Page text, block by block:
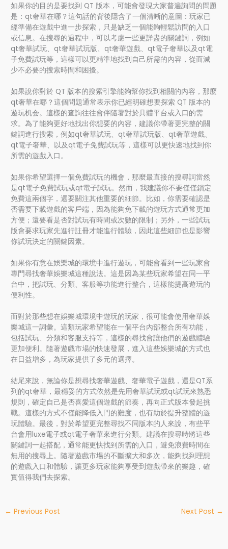
如果你的目的是要找到 QT 版本，可能會發現大家普遍詢問的問題
是：qt奢華在哪？這句話的背後隱含了一個清晰的意圖：玩家已
經準備在遊戲中進一步探索，只是缺乏一個能夠輕鬆訪問的入口
或信息。在搜尋的過程中，可以考慮一些更詳盡的關鍵詞，例如
qt奢華試玩、qt奢華試玩版、qt奢華遊戲、qt電子奢華以及qt電
子免費試玩等，這樣可以更精準地找到自己所需的內容，從而減
少不必要的搜索時間和困擾。
如果說你對於 QT 版本的搜索引擎能夠幫你找到相關的內容，那麼
qt奢華在哪？這個問題通常表示你已經明確想要探索 QT 版本的
遊玩机会。這樣的查詢往往會伴隨著對於具體平台或入口的需
求。為了能夠更好地找出你想要的內容，建議你帶著更完整的關
鍵詞進行搜索，例如qt奢華試玩、qt奢華試玩版、qt奢華遊戲、
qt電子奢華、以及qt電子免費試玩等，這樣可以更快速地找到你
所需的遊戲入口。
如果你希望選擇一個免費試玩的機會，那麼最直接的搜尋詞當然
是qt電子免費試玩或qt電子試玩。然而，我建議你不要僅僅鎖定
免費這兩個字，還要關注其他重要的細節。比如，你需要確認是
否需要下載遊戲的客戶端，因為能夠免下載的遊玩方式通常更加
方便；還要看是否對試玩有時間或次數的限制；另外，一些試玩
版會要求玩家先進行註冊才能進行體驗，因此這些細節也是影響
你試玩決定的關鍵因素。
如果你有意在娛樂城的環境中進行遊玩，可能會看到一些玩家會
專門尋找奢華娛樂城這種說法。這是因為某些玩家希望在同一平
台中，把試玩、分類、客服等功能進行整合，這樣能提高遊玩的
便利性。
而對於那些想在娛樂城環境中遊玩的玩家，很可能會使用奢華娛
樂城這一詞彙。這類玩家希望能在一個平台內部整合所有功能，
包括試玩、分類和客服支持等，這樣的尋找會讓他們的遊戲體驗
更加便利。隨著遊戲市場的快速發展，進入這些娛樂城的方式也
在日益增多，為玩家提供了多元的選擇。
結尾來說，無論你是想尋找奢華遊戲、奢華電子遊戲，還是QT系
列的qt奢華，最穩妥的方式依然是先用奢華試玩或qt試玩來熟悉
規則，確定自己是否喜愛這個遊戲的節奏，再向正式版本發起挑
戰。這樣的方式不僅能降低入門的難度，也有助於提升整體的遊
玩體驗。最後，對於希望更完整尋找不同版本的人來說，有些平
台會用luxe電子或qt電子奢華來進行分類。建議在搜尋時將這些
關鍵詞一起搭配，通常能更快找到所需的入口，避免浪費時間在
無用的搜尋上。隨著遊戲市場的不斷擴大和多次，能夠找到理想
的遊戲入口和體驗，讓更多玩家能夠享受到遊戲帶來的樂趣，確
實值得我們去探索。
← Previous Post Next Post →